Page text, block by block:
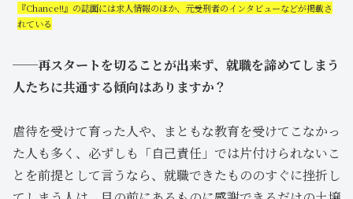
『Chance!!』の誌面には求人情報のほか、元受刑者のインタビューなどが掲載さ
れている
──再スタートを切ることが出来ず、就職を諦めてしまう
人たちに共通する傾向はありますか？
虐待を受けて育った人や、まともな教育を受けてこなかっ
た人も多く、必ずしも「自己責任」では片付けられないこ
とを前提として言うなら、就職できたもののすぐに挫折し